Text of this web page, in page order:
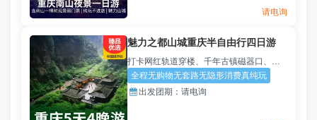
请电询
魅力之都山城重庆半自由行四日游
全程无购物无套路无隐形消费真纯玩
出发团期：请电询